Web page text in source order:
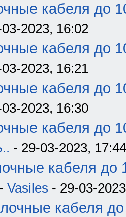
кабеля до
2023, 16:02
кабеля до
2023, 16:21
кабеля до
2023, 16:30
кабеля до
- 29-03-2023, 17:44
кабеля до
- Vasiles - 29-03-
кабеля до